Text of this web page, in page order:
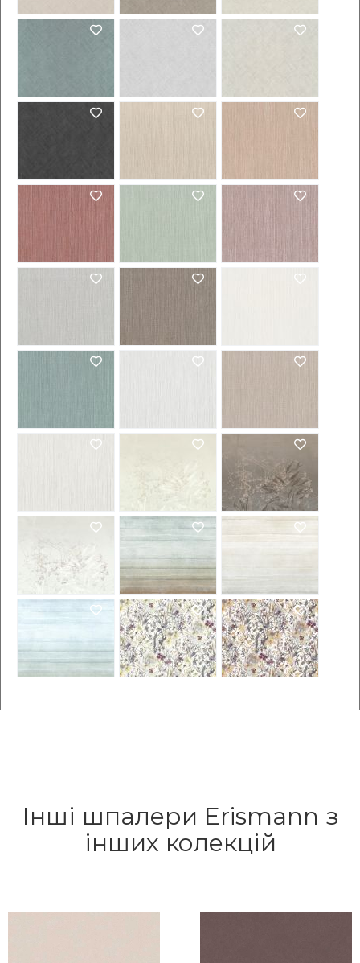
Інші шпалери Erismann з
інших колекцій